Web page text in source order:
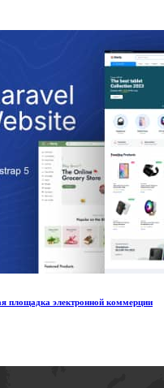
площадка электронной коммерции